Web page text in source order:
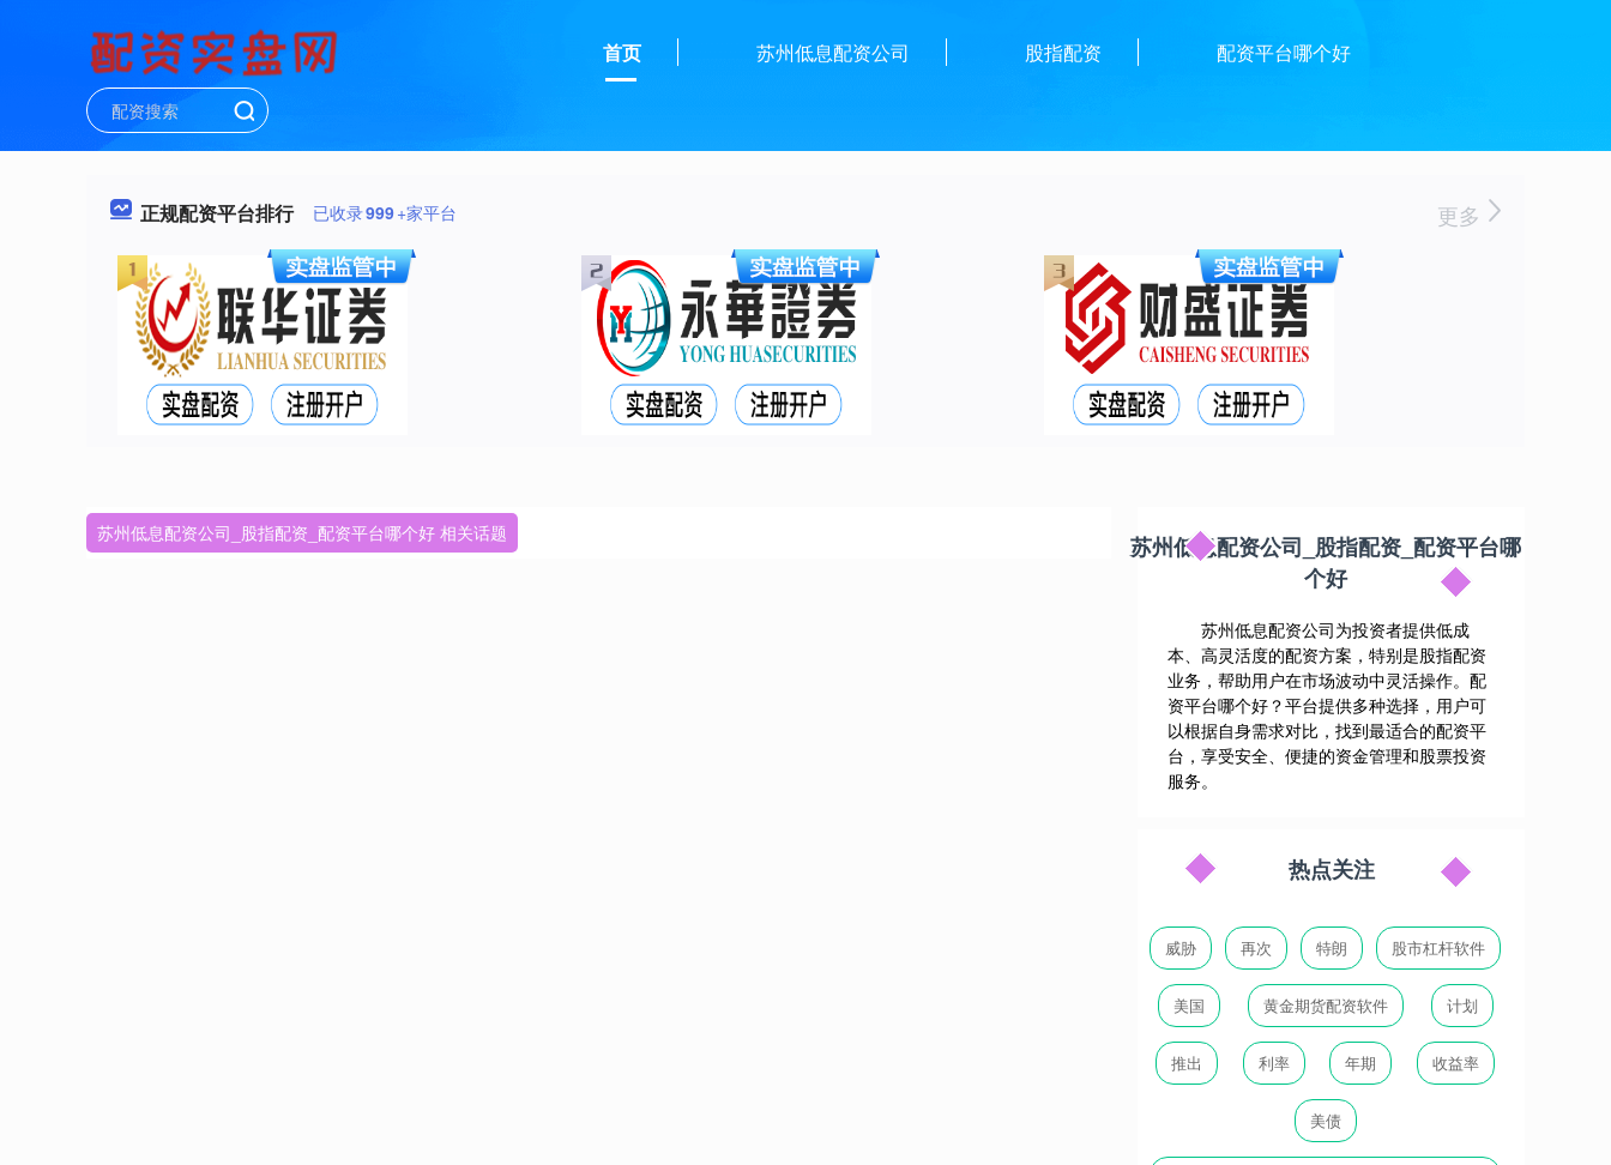
首页 苏州低息配资公司 股指配资 配资平台哪个好
正规配资平台排行 已收录999+家平台 更多
苏州低息配资公司_股指配资_配资平台哪个好 相关话题
苏州低息配资公司_股指配资_配资平台哪
个好
苏州低息配资公司为投资者提供低成
本、高灵活度的配资方案，特别是股指配资
业务，帮助用户在市场波动中灵活操作。配
资平台哪个好？平台提供多种选择，用户可
以根据自身需求对比，找到最适合的配资平
台，享受安全、便捷的资金管理和股票投资
服务。
热点关注
威胁 再次 特朗 股市杠杆软件
美国 黄金期货配资软件 计划
推出 利率 年期 收益率
美债